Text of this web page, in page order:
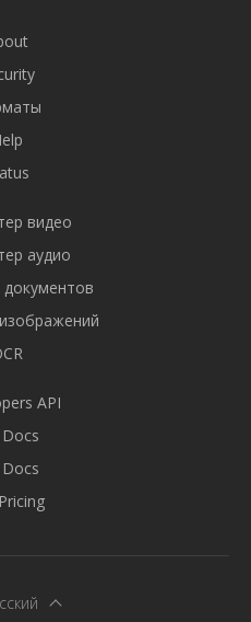
видео
аудио
API